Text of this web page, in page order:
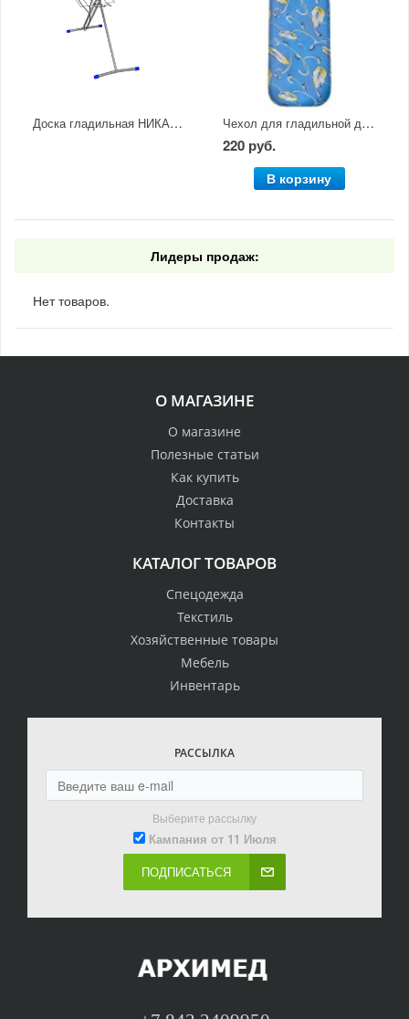
Доска гладильная НИКА-7 1225Х380 Чехол для гладильной доски
220 руб.
В корзину
Лидеры продаж:
Нет товаров.
О МАГАЗИНЕ
О магазине
Полезные статьи
Как купить
Доставка
Контакты
КАТАЛОГ ТОВАРОВ
Спецодежда
Текстиль
Хозяйственные товары
Мебель
Инвентарь
РАССЫЛКА
Выберите рассылку
Кампания от 11 Июля
ПОДПИСАТЬСЯ